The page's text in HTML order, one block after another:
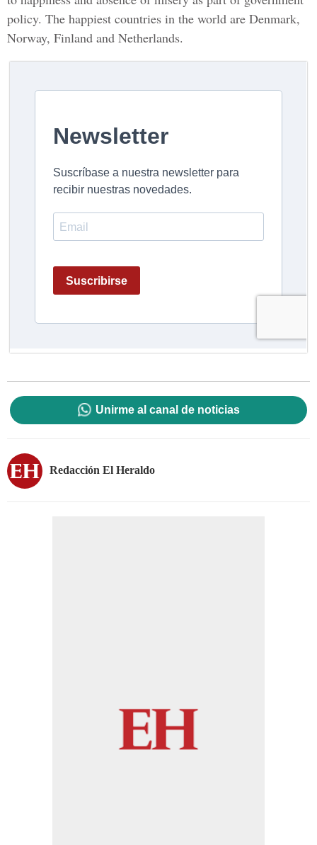
policy. The happiest countries in the world are Denmark,
Norway, Finland and Netherlands.
Unirme al canal de noticias
Redacción El Heraldo